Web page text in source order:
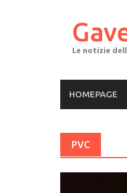
Le notizie
HOMEPAGE
PVC